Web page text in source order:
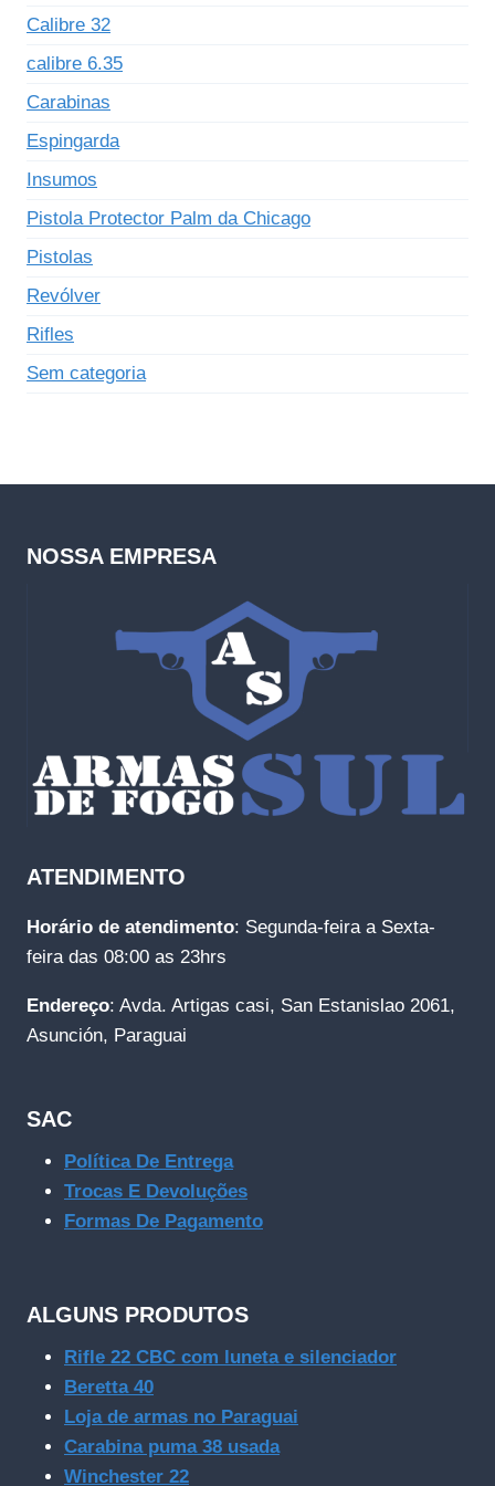
Calibre 32
calibre 6.35
Carabinas
Espingarda
Insumos
Pistola Protector Palm da Chicago
Pistolas
Revólver
Rifles
Sem categoria
NOSSA EMPRESA
ATENDIMENTO
Horário de atendimento: Segunda-feira a Sexta-
feira das 08:00 as 23hrs
Endereço: Avda. Artigas casi, San Estanislao 2061,
Asunción, Paraguai
SAC
Política De Entrega
Trocas E Devoluções
Formas De Pagamento
ALGUNS PRODUTOS
Rifle 22 CBC com luneta e silenciador
Beretta 40
Loja de armas no Paraguai
Carabina puma 38 usada
Winchester 22